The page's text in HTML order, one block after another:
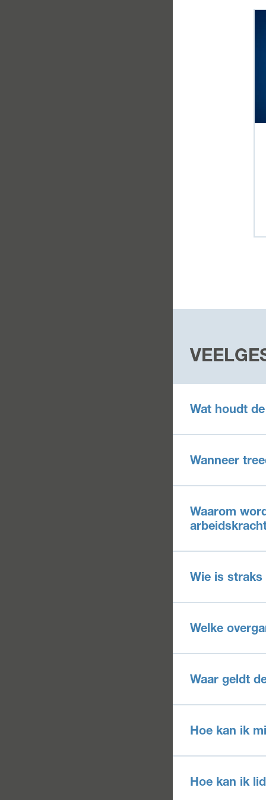
Wat houdt
Wanneer
Waarom
Wie is
Welke
Waar geldt
Hoe kan ik
Hoe kan ik